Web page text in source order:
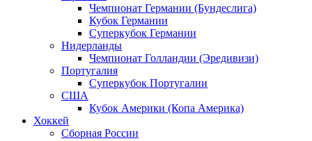
Чемпионат Германии (Бундеслига)
Кубок Германии
Суперкубок Германии
Нидерланды
Чемпионат Голландии (Эредивизи)
Португалия
Суперкубок Португалии
США
Кубок Америки (Копа Америка)
Хоккей
Сборная России